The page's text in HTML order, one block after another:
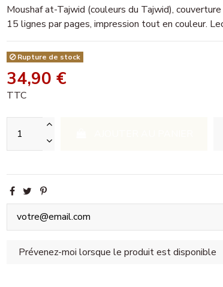
Moushaf at-Tajwid (couleurs du Tajwid),
15 lignes par pages, impression tout en couleur.
Rupture de stock
34,90 €
TTC